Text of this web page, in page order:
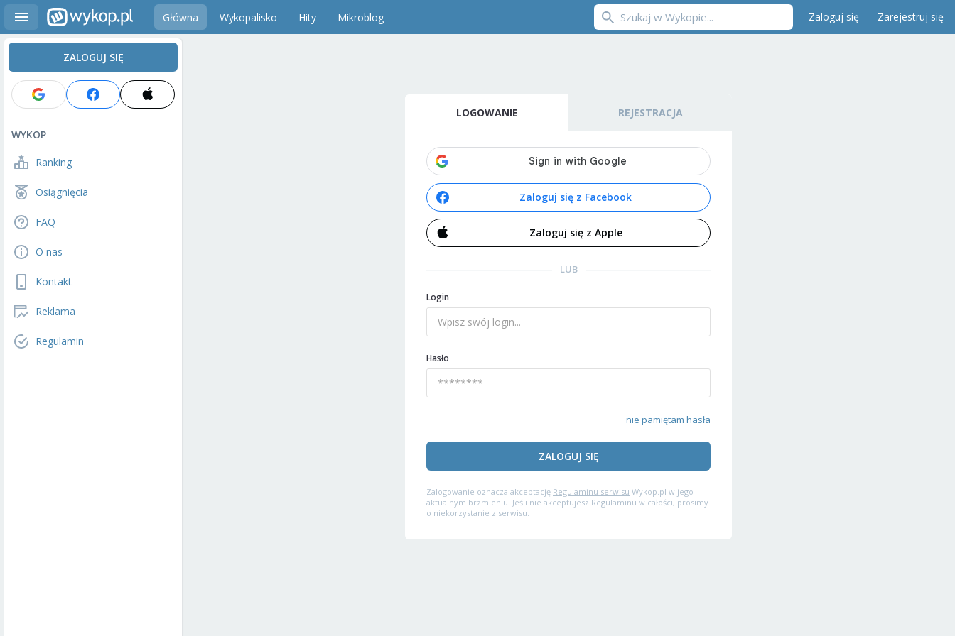
Główna Wykopalisko Hity Mikroblog Zaloguj się Zarejestruj się
ZALOGUJ SIĘ
WYKOP
Ranking
Osiągnięcia
FAQ
O nas
Kontakt
Reklama
Regulamin
LOGOWANIE REJESTRACJA
Zaloguj się z Facebook
Zaloguj się z Apple
LUB
Login
Hasło
nie pamiętam hasła
ZALOGUJ SIĘ
Zalogowanie oznacza akceptację Regulaminu serwisu Wykop.pl w jego
aktualnym brzmieniu. Jeśli nie akceptujesz Regulaminu w całości, prosimy
o niekorzystanie z serwisu.